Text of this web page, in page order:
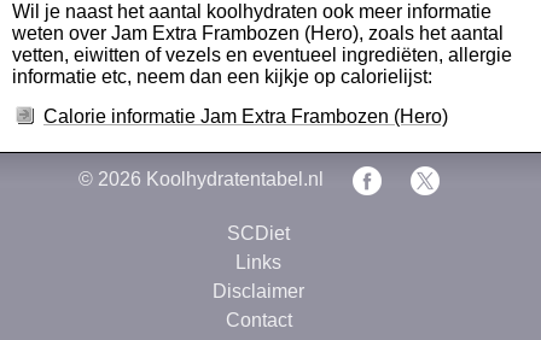
Wil je naast het aantal koolhydraten ook meer informatie
weten over Jam Extra Frambozen (Hero), zoals het aantal
vetten, eiwitten of vezels en eventueel ingrediëten, allergie
informatie etc, neem dan een kijkje op calorielijst:
Calorie informatie Jam Extra Frambozen (Hero)
© 2026 Koolhydratentabel.nl
SCDiet
Links
Disclaimer
Contact